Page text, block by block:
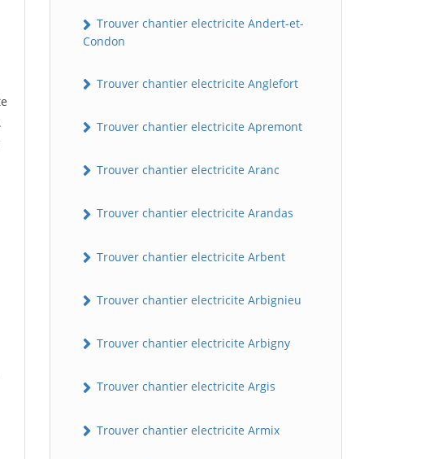
Trouver chantier electricite Andert-et-
Condon
Trouver chantier electricite Anglefort
Trouver chantier electricite Apremont
Trouver chantier electricite Aranc
Trouver chantier electricite Arandas
Trouver chantier electricite Arbent
Trouver chantier electricite Arbignieu
Trouver chantier electricite Arbigny
Trouver chantier electricite Argis
Trouver chantier electricite Armix